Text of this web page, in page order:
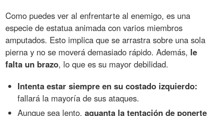
Como puedes ver al enfrentarte al enemigo, es una
especie de estatua animada con varios miembros
amputados. Esto implica que se arrastra sobre una sola
pierna y no se moverá demasiado rápido. Además, le
falta un brazo, lo que es su mayor debilidad.
Intenta estar siempre en su costado izquierdo:
fallará la mayoría de sus ataques.
Aunque sea lento,aguanta la tentación de ponerte